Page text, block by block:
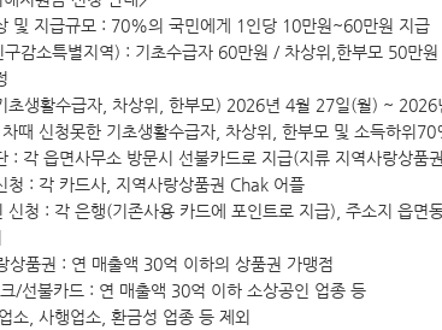
및 지급규모 : 70%의 국민에게 1인당 10만원~60만원 지급
감소특별지역) : 기초수급자 60만원 / 차상위,한부모 50만
생활수급자, 차상위, 한부모) 2026년 4월 27일(월) ~ 2026
때 신청못한 기초생활수급자, 차상위, 한부모 및 소득하위
: 각 읍면사무소 방문시 선불카드로 지급(지류 지역사랑상품
청 : 각 카드사, 지역사랑상품권 Chak 어플
신청 : 각 은행(기존사용 카드에 포인트로 지급), 주소지 읍면
품권 : 연 매출액 30억 이하의 상품권 가맹점
/선불카드 : 연 매출액 30억 이하 소상공인 업종 등
, 사행업소, 환금성 업종 등 제외